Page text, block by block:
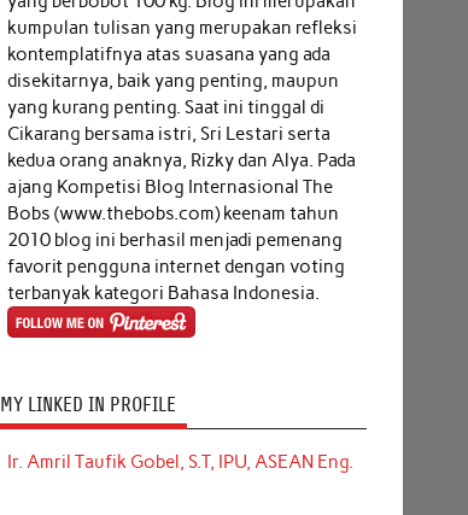
kumpulan tulisan yang merupakan refleksi
kontemplatifnya atas suasana yang ada
disekitarnya, baik yang penting, maupun
yang kurang penting. Saat ini tinggal di
Cikarang bersama istri, Sri Lestari serta
kedua orang anaknya, Rizky dan Alya. Pada
ajang Kompetisi Blog Internasional The
Bobs (www.thebobs.com) keenam tahun
2010 blog ini berhasil menjadi pemenang
favorit pengguna internet dengan voting
terbanyak kategori Bahasa Indonesia.
MY LINKED IN PROFILE
Ir. Amril Taufik Gobel, S.T, IPU, ASEAN Eng.